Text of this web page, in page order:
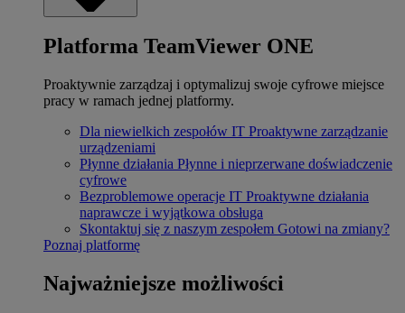
Platforma TeamViewer ONE
Proaktywnie zarządzaj i optymalizuj swoje cyfrowe miejsce
pracy w ramach jednej platformy.
Dla niewielkich zespołów IT Proaktywne zarządzanie
urządzeniami
Płynne działania Płynne i nieprzerwane doświadczenie
cyfrowe
Bezproblemowe operacje IT Proaktywne działania
naprawcze i wyjątkowa obsługa
Skontaktuj się z naszym zespołem Gotowi na zmiany?
Poznaj platformę
Najważniejsze możliwości